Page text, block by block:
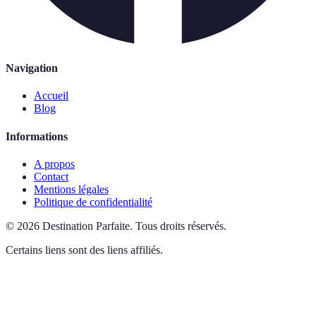
Navigation
Accueil
Blog
Informations
A propos
Contact
Mentions légales
Politique de confidentialité
© 2026 Destination Parfaite. Tous droits réservés.
Certains liens sont des liens affiliés.